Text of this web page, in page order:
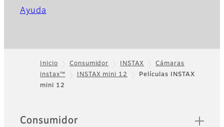
Ayuda
Footer
Inicio Consumidor INSTAX
Cámaras
instax™
INSTAX mini 12
Películas INSTAX
mini 12
Sitemap
Consumidor